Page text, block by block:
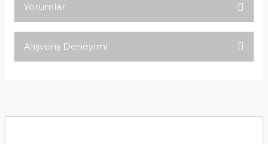
Yorumlar
Alışveriş Deneyimi